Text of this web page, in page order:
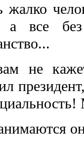
а все без
не